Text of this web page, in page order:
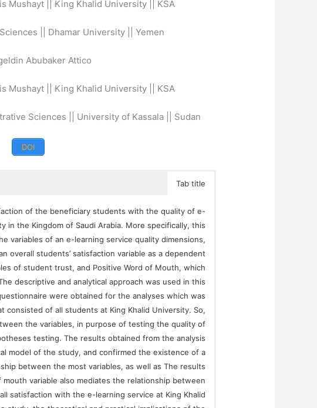
Mushayt || King Khalid University || KSA
|| Dhamar University || Yemen
Abubaker Attico
Mushayt || King Khalid University || KSA
Sciences || University of Kassala || Sudan
DOI
Tab title
of the beneficiary students with the quality of e-
in the Kingdom of Saudi Arabia. More specifically, this
variables of an e-learning service quality dimensions,
overall students’ satisfaction variable as a dependent
of student trust, and Positive Word of Mouth, which
descriptive and analytical approach was used in this
were obtained for the analyses which was
of all students at King Khalid University. So,
the variables, in purpose of testing the quality of
testing. The results obtained from the analysis
model of the study, and confirmed the existence of a
between the most variables, as well as The results
variable also mediates the relationship between
satisfaction with the e-learning service at King Khalid